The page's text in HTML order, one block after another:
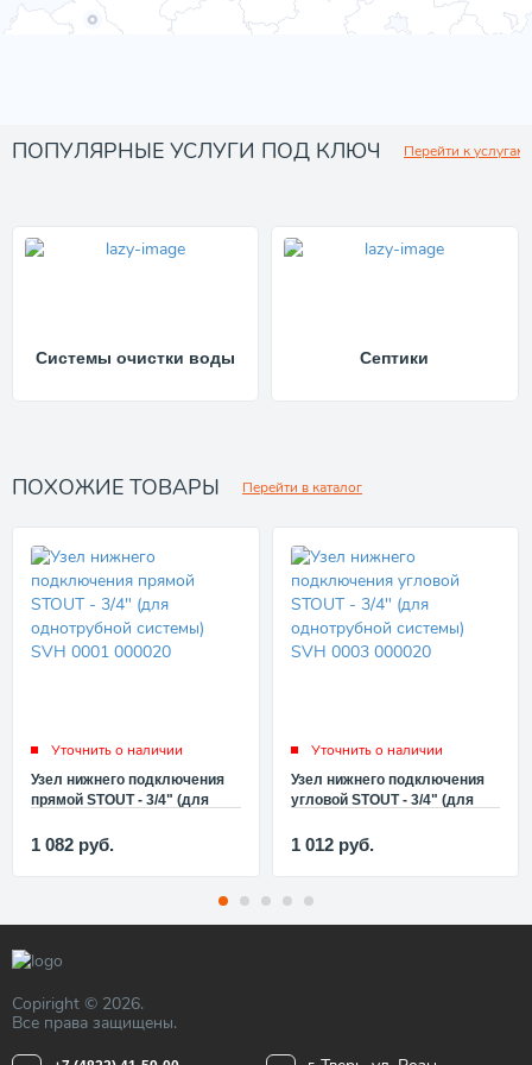
ПОПУЛЯРНЫЕ УСЛУГИ ПОД КЛЮЧ Перейти к услугам
Системы очистки воды Септики
ПОХОЖИЕ ТОВАРЫ Перейти в каталог
Уточнить о наличии
Узел нижнего подключения
прямой STOUT - 3/4" (для
0001 000020
1 082 руб.
Уточнить о наличии
Узел нижнего подключения
угловой STOUT - 3/4" (для
0003 000020
1 012 руб.
Copiright © 2026.
Все права защищены.